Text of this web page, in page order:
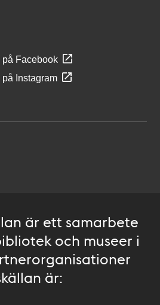
Facebook
Instagram
är ett samarbete
och museer i
är: